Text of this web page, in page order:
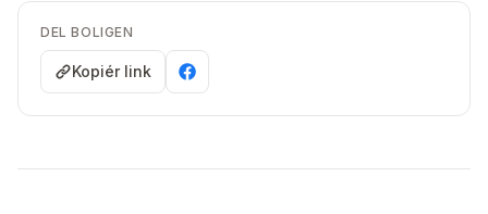
DEL BOLIGEN
Kopiér link